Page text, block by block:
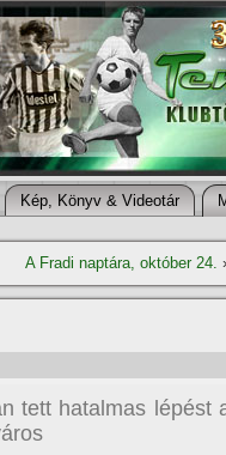
Kép, Könyv & Videotár
A Fradi naptára, október 24.
tett hatalmas lépést